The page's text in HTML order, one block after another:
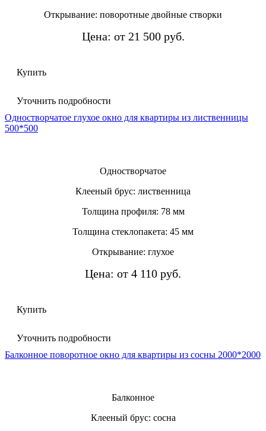
Открывание: поворотные двойные створки
Цена: от 21 500 руб.
Купить
Уточнить подробности
Одностворчатое глухое окно для квартиры из лиственницы
500*500
Одностворчатое
Клееный брус: лиственница
Толщина профиля: 78 мм
Толщина стеклопакета: 45 мм
Открывание: глухое
Цена: от 4 110 руб.
Купить
Уточнить подробности
Балконное поворотное окно для квартиры из сосны 2000*2000
Балконное
Клееный брус: сосна